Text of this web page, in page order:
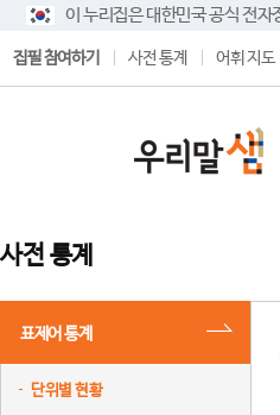
이 누리집은 대한민국 공식 전자
집필 참여하기 사전 통계 어휘 지도
사전 통계
표제어 통계
단위별 현황